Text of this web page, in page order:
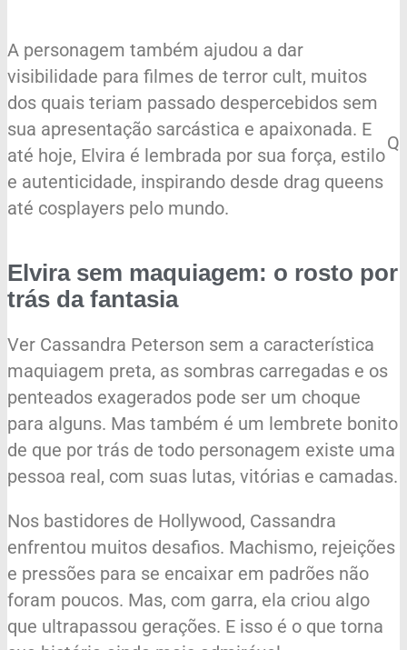
A personagem também ajudou a dar
visibilidade para filmes de terror cult, muitos
dos quais teriam passado despercebidos sem
sua apresentação sarcástica e apaixonada. E
até hoje, Elvira é lembrada por sua força, estilo
e autenticidade, inspirando desde drag queens
até cosplayers pelo mundo.
Q
Elvira sem maquiagem: o rosto por
trás da fantasia
Ver Cassandra Peterson sem a característica
maquiagem preta, as sombras carregadas e os
penteados exagerados pode ser um choque
para alguns. Mas também é um lembrete bonito
de que por trás de todo personagem existe uma
pessoa real, com suas lutas, vitórias e camadas.
Nos bastidores de Hollywood, Cassandra
enfrentou muitos desafios. Machismo, rejeições
e pressões para se encaixar em padrões não
foram poucos. Mas, com garra, ela criou algo
que ultrapassou gerações. E isso é o que torna